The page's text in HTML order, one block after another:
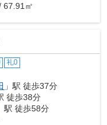
67.91㎡
礼0
」駅 徒歩37分
徒歩38分
駅 徒歩58分